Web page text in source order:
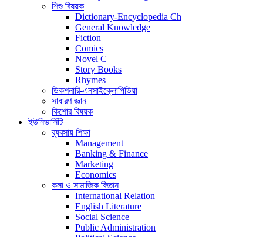
শিশু বিষয়ক
Dictionary-Encyclopedia Ch
General Knowledge
Fiction
Comics
Novel C
Story Books
Rhymes
ডিকশনারি-এনসাইক্লোপিডিয়া
সাধারণ জ্ঞান
কিশোর বিষয়ক
ইউনিভার্সিটি
ব্যবসায় শিক্ষা
Management
Banking & Finance
Marketing
Economics
কলা ও সামাজিক বিজ্ঞান
International Relation
English Literature
Social Science
Public Administration